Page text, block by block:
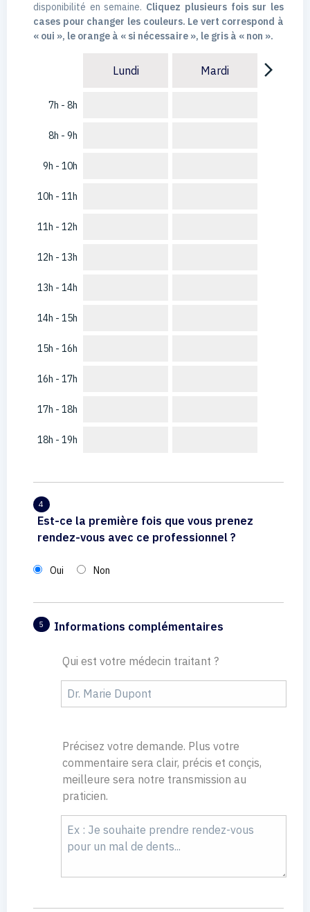
disponibilité en semaine. Cliquez plusieurs fois sur les
cases pour changer les couleurs. Le vert correspond à
« oui », le orange à « si nécessaire », le gris à « non ».
7h - 8h
8h - 9h
9h - 10h
10h - 11h
11h - 12h
12h - 13h
13h - 14h
14h - 15h
15h - 16h
16h - 17h
17h - 18h
18h - 19h
Lundi Mardi arrow_forward_ios
4
Est-ce la première fois que vous prenez
rendez-vous avec ce professionnel ?
Oui Non
5 Informations complémentaires
Qui est votre médecin traitant ?
Précisez votre demande. Plus votre
commentaire sera clair, précis et conçis,
meilleure sera notre transmission au
praticien.